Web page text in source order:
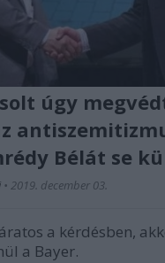
úgy
Bélát se
• 2019. december 03.
a kérdésben,
a Bayer.